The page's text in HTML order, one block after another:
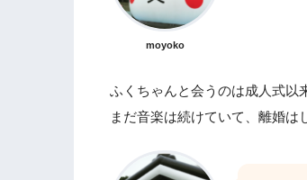
moyoko
ふくちゃんと会うのは成人式以
まだ音楽は続けていて、離婚は